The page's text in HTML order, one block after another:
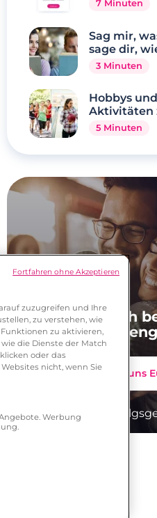
7 Minuten
Sag mir,
sage dir,
3 Minuten
Hobbys
Aktivitäten
5 Minuten
Ihr habt Euch
Erzählt uns
Mehr
zuzugreifen und Ihre
zu verstehen, wie
zu aktivieren,
die Dienste der Match
oder das
nicht, wenn Sie
Werbung
Fortfahren ohne Akzeptieren